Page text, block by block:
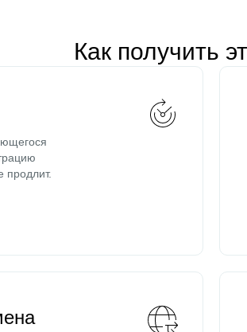
Как получить
продлит.